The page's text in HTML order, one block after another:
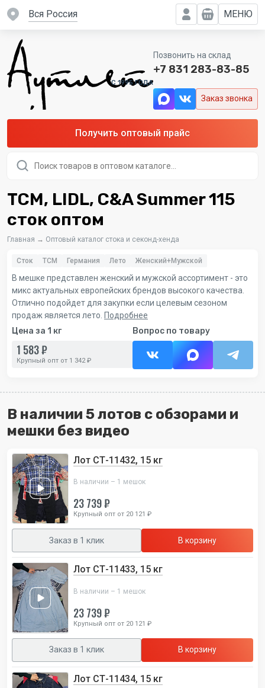
вся Россия МЕНЮ
C 1995 ГОДА
Позвонить на склад
+7 831 283-83-85
Заказ звонка
Получить оптовый прайс
товаров
TCM, LIDL, C&A Summer 115
сток оптом
Главная → Оптовый каталог стока и секонд-хенда
Сток TCM Германия Лето Женский+Мужской
В мешке представлен женский и мужской ассортимент - это
микс актуальных европейских брендов высокого качества.
Отлично подойдет для закупки если целевым сезоном
продаж является лето. Подробнее
Цена за 1 кг
1 583 ₽
Крупный опт от 1 342 ₽
Вопрос по товару
В наличии 5 лотов с обзорами и
мешки без видео
Лот СТ-11432, 15 кг
В наличии – 1 мешок
23 739 ₽
Крупный опт от 20 121 ₽
Заказ в 1 клик В корзину
Лот СТ-11433, 15 кг
В наличии – 1 мешок
23 739 ₽
Крупный опт от 20 121 ₽
Заказ в 1 клик В корзину
Лот СТ-11434, 15 кг